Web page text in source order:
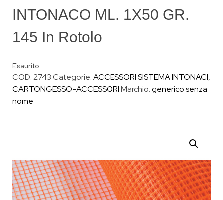
INTONACO ML. 1X50 GR.
145 In Rotolo
Esaurito
COD:2743Categorie:ACCESSORI SISTEMA INTONACI,
CARTONGESSO-ACCESSORIMarchio:generico senza
nome